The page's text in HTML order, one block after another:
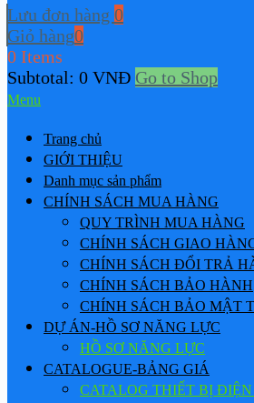
Lưu đơn hàng 0
Giỏ hàng0
0 Items
Subtotal: 0 VNĐ Go to Shop
Menu
Trang chủ
GIỚI THIỆU
Danh mục sản phẩm
CHÍNH SÁCH MUA HÀNG
QUY TRÌNH MUA HÀNG
CHÍNH SÁCH GIAO
CHÍNH SÁCH ĐỔI TRẢ
CHÍNH SÁCH BẢO HÀNH
CHÍNH SÁCH BẢO MẬT
DỰ ÁN-HỒ SƠ NĂNG LỰC
HỒ SƠ NĂNG LỰC
CATALOGUE-BẢNG GIÁ
CATALOG THIẾT BỊ